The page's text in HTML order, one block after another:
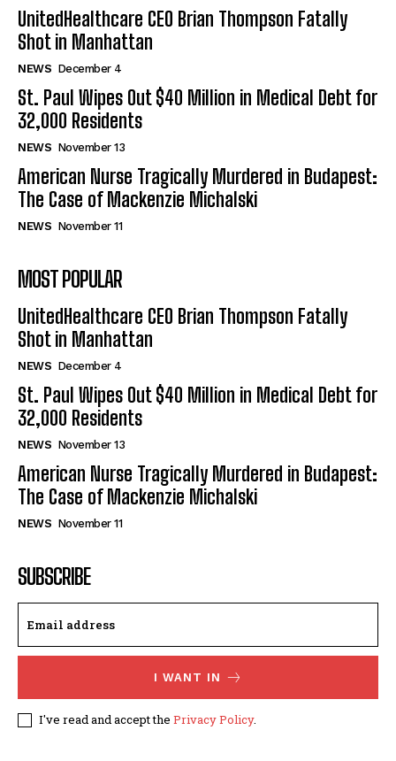
UnitedHealthcare CEO Brian Thompson Fatally
Shot in Manhattan
NEWS December 4
St. Paul Wipes Out $40 Million in Medical Debt for
32,000 Residents
NEWS November 13
American Nurse Tragically Murdered in Budapest:
The Case of Mackenzie Michalski
NEWS November 11
MOST POPULAR
UnitedHealthcare CEO Brian Thompson Fatally
Shot in Manhattan
NEWS December 4
St. Paul Wipes Out $40 Million in Medical Debt for
32,000 Residents
NEWS November 13
American Nurse Tragically Murdered in Budapest:
The Case of Mackenzie Michalski
NEWS November 11
SUBSCRIBE
I WANT IN
I've read and accept the Privacy Policy.